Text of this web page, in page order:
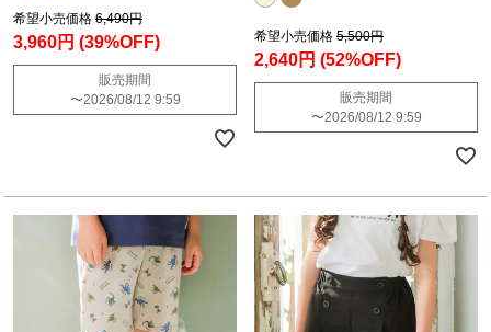
希望小売価格 6,490円
3,960円 (39%OFF)
販売期間
〜2026/08/12 9:59
希望小売価格 5,500円
2,640円 (52%OFF)
販売期間
〜2026/08/12 9:59